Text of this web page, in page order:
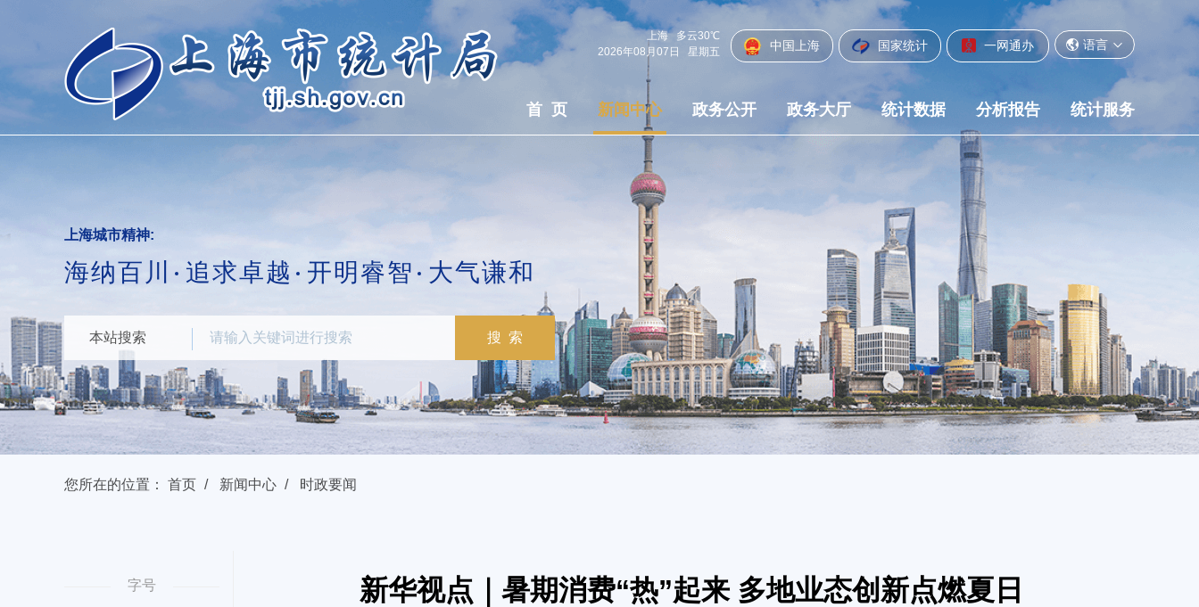
区
上海 多云30℃
2026年08月07日
星期五 中国上海 国家统计 一网通办 语言
首 页 新闻中心 政务公开 政务大厅 统计数据 分析报告 统计服务
上海城市精神:
海纳百川 追求卓越 开明睿智 大气谦和
本站搜索 搜 索
您所在的位置： 首页 新闻中心 时政要闻
字号
新华视点｜暑期消费“热”起来 多地业态创新点燃夏日